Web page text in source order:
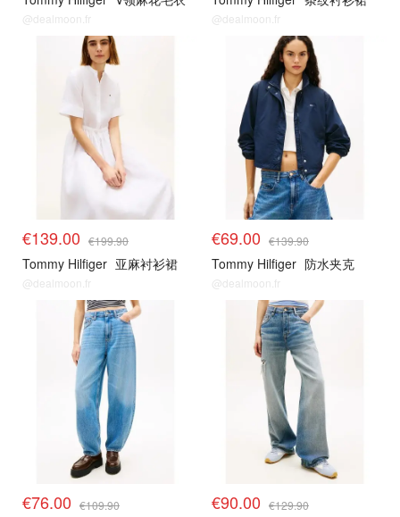
@dealmoon.fr @dealmoon.fr
€139.00 €199.90
Tommy Hilfiger 亚麻衬衫裙
@dealmoon.fr
€69.00 €139.90
Tommy Hilfiger 防水夹克
@dealmoon.fr
€76.00 €109.90 €90.00 €129.90